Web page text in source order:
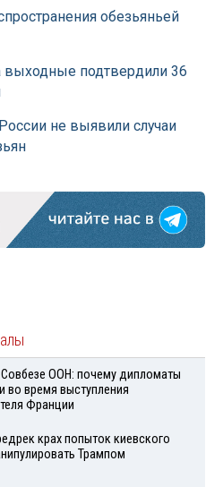
обезьяньей
выходные подтвердили 36
не выявили случаи
ООН: почему дипломаты
время выступления
Франции
крах попыток киевского
Трампом